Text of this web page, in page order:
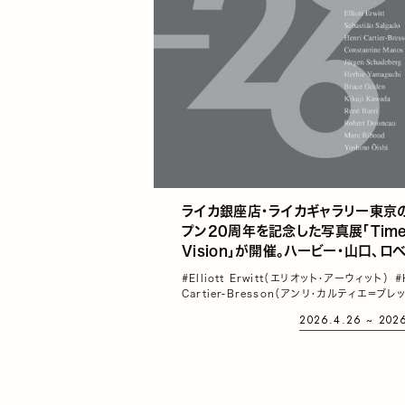
ライカ銀座店・ライカギャラリー東京
プン20周年を記念した写真展「
Vision」が開催。ハービー・山口、ロ
ル・ドアノーら国内外の写真家12名
作品35点を展示
#Elliott Erwitt（エリオット・アーウィット）
Cartier-Bresson（アンリ・カルティエ＝ブレッ
#セバスチャン・サルガド#
2026.4.26 ~